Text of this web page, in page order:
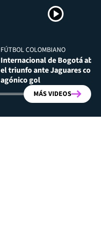
FÚTBOL COLOMBIANO
Internacional de Bogotá
el triunfo ante Jaguares con
agónico gol
MÁS VIDEOS